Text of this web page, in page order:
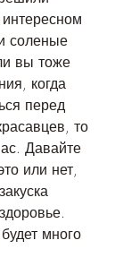
соленые
вы тоже
когда
перед
то
Давайте
или нет,
много